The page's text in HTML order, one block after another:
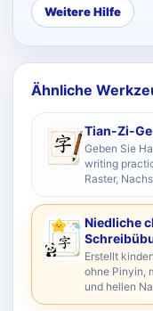
Weitere Hilfe
Ähnliche
Tian-Zi-
Geben Sie
writing
Raster,
Niedliche
Erstellt
ohne Pinyin,
und hellen